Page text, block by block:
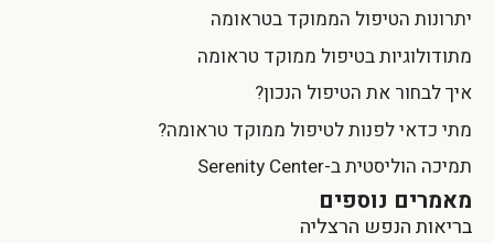
יתרונות הטיפול הממוקד בטראומה
מתודולוגיות בטיפול ממוקד טראומה
איך לבחור את הטיפול הנכון?
מתי כדאי לפנות לטיפול ממוקד טראומה?
תמיכה הוליסטית ב-Serenity Center
מאמרים נוספים
בריאות הנפש הרצליה